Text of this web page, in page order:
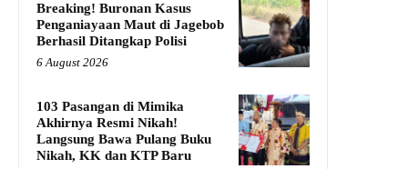
Breaking! Buronan Kasus
Penganiayaan Maut di Jagebob
Berhasil Ditangkap Polisi
6 August 2026
103 Pasangan di Mimika
Akhirnya Resmi Nikah!
Langsung Bawa Pulang Buku
Nikah, KK dan KTP Baru